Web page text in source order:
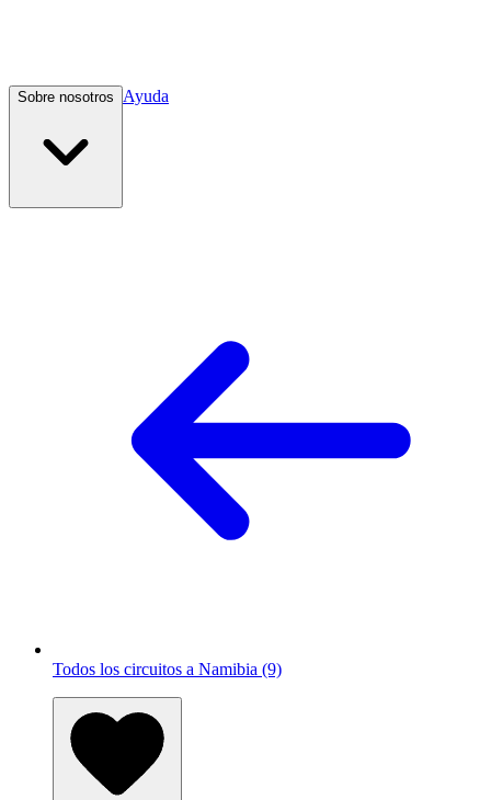
Sobre nosotros Ayuda
Todos los circuitos a Namibia (9)